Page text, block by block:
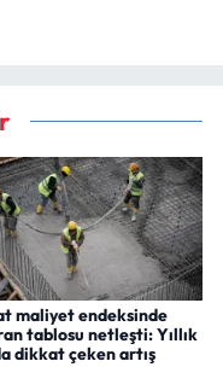
maliyet endeksinde
tablosu netleşti: Yıllık
dikkat çeken artış